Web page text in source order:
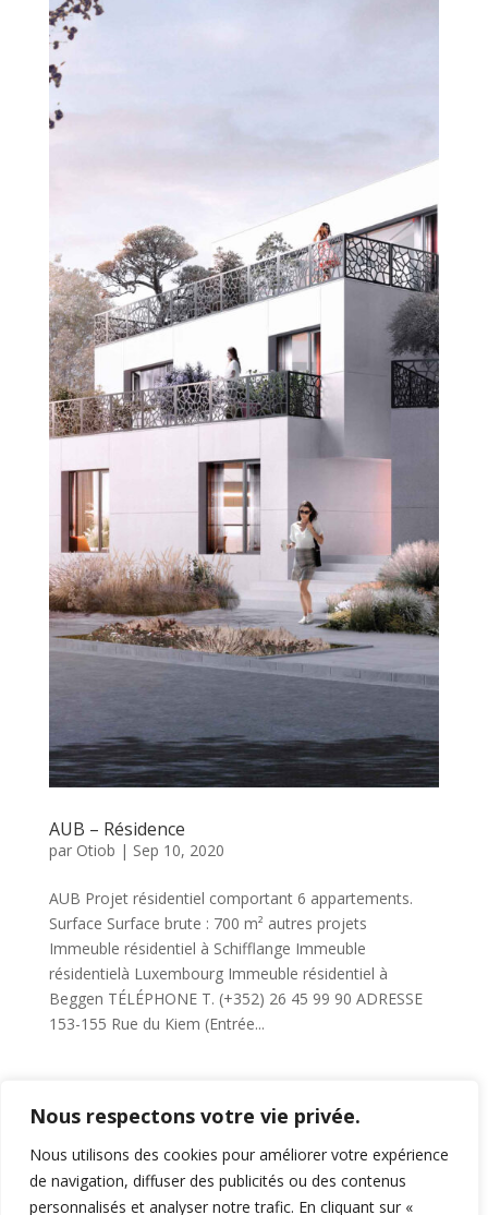
Nous respectons votre vie privée.
Nous utilisons des cookies pour améliorer votre expérience
de navigation, diffuser des publicités ou des contenus
personnalisés et analyser notre trafic. En cliquant sur «
AUB – Résidence
par Otiob | Sep 10, 2020
AUB Projet résidentiel comportant 6 appartements.
Surface Surface brute : 700 m² autres projets
Immeuble résidentiel à Schifflange Immeuble
résidentielà Luxembourg Immeuble résidentiel à
Beggen TÉLÉPHONE T. (+352) 26 45 99 90 ADRESSE
153-155 Rue du Kiem (Entrée...
2
3 4 5 6 … 10 … » Dernière page »